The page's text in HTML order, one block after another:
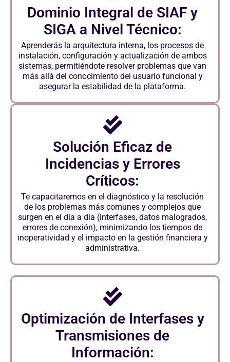
Dominio Integral de SIAF y
SIGA a Nivel Técnico:
Aprenderás la arquitectura interna, los procesos de
instalación, configuración y actualización de ambos
sistemas, permitiéndote resolver problemas que van
más allá del conocimiento del usuario funcional y
asegurar la estabilidad de la plataforma.
Solución Eficaz de
Incidencias y Errores
Críticos:
Te capacitaremos en el diagnóstico y la resolución
de los problemas más comunes y complejos que
surgen en el día a día (interfases, datos malogrados,
errores de conexión), minimizando los tiempos de
inoperatividad y el impacto en la gestión financiera y
administrativa.
Optimización de Interfases y
Transmisiones de
Información: